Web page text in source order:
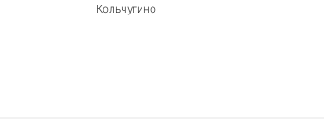
Кольчугино